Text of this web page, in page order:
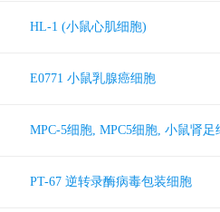
HL-1 (小鼠心肌细胞)
E0771 小鼠乳腺癌细胞
MPC-5细胞, MPC5细胞, 小鼠肾足
PT-67 逆转录酶病毒包装细胞